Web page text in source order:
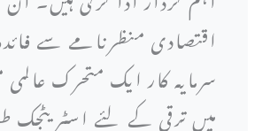
اقتصادی منظرنامے سے
سرمایہ کار ایک متحرک
میں ترقی کے لئے اسٹریٹجک